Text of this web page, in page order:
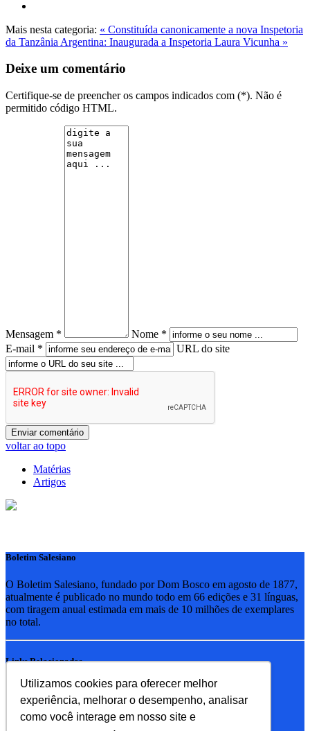
Utilizamos cookies para oferecer melhor
experiência, melhorar o desempenho, analisar
como você interage em nosso site e
Mais nesta categoria: « Constituída canonicamente a nova Inspetoria
da Tanzânia Argentina: Inaugurada a Inspetoria Laura Vicunha »
Deixe um comentário
Certifique-se de preencher os campos indicados com (*). Não é
permitido código HTML.
Mensagem *
Nome *
E-mail *
URL do site
voltar ao topo
Matérias
Artigos
Boletim Salesiano
O Boletim Salesiano, fundado por Dom Bosco em agosto de 1877,
atualmente é publicado no mundo todo em 66 edições e 31 línguas,
com tiragem anual estimada em mais de 10 milhões de exemplares
no total.
Links Relacionados
RSB - Rede Salesiana Brasil
EDEBE - Editora
UPV - União pela Vida